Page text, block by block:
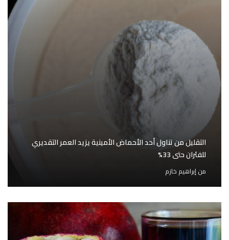
التقليل من تناول أحد الأحماض الأمينية يزيد العمر التقديري
للفئران حتى 33%
منإبراهيم خازم